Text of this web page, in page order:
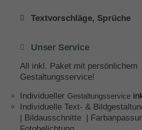
Textvorschläge, Sprüche
Unser Service
All inkl. Paket mit persönlichem
Gestaltungsservice!
Individueller Gestaltungsservice
Individuelle Text- &
| Bildausschnitte |